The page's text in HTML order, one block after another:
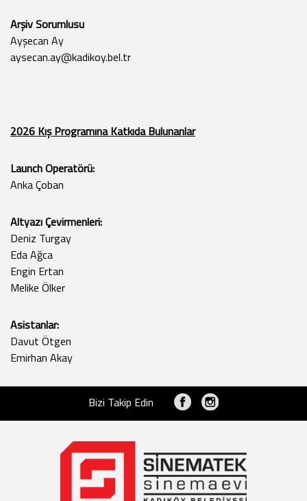
Arşiv Sorumlusu
Ayşecan Ay
aysecan.ay@kadikoy.bel.tr
2026 Kış Programına Katkıda Bulunanlar
Launch Operatörü:
Anka Çoban
Altyazı Çevirmenleri:
Deniz Turgay
Eda Ağca
Engin Ertan
Melike Ölker
Asistanlar:
Davut Ötgen
Emirhan Akay
Bizi Takip Edin